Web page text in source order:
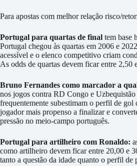
Para apostas com melhor relação risco/
Portugal para quartas de final tem base
Portugal chegou às quartas em 2006 e
acessível e o elenco competitivo criam
As odds de quartas devem ficar entre 2,50
Bruno Fernandes como marcador a
nos jogos contra RD Congo e Uzbequistão
frequentemente subestimam o perfil de
jogador mais propenso a finalizar e
pressão no meio-campo português.
Portugal para artilheiro com Ronaldo:
como artilheiro devem ficar entre 20,00 e
tanto a questão da idade quanto o perfil de